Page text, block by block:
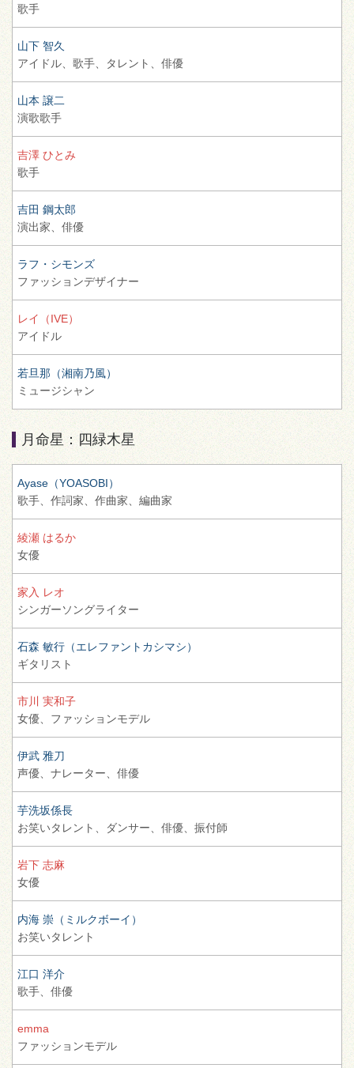
歌手
山下 智久
アイドル、 歌手、 タレント、 俳優
山本 譲二
演歌歌手
吉澤 ひとみ
歌手
吉田 鋼太郎
演出家、 俳優
ラフ・シモンズ
ファッションデザイナー
レイ（IVE）
アイドル
若旦那（湘南乃風）
ミュージシャン
月命星：四緑木星
Ayase（YOASOBI）
歌手、 作詞家、 作曲家、 編曲家
綾瀬 はるか
女優
家入 レオ
シンガーソングライター
石森 敏行（エレファントカシマシ）
ギタリスト
市川 実和子
女優、 ファッションモデル
伊武 雅刀
声優、 ナレーター、 俳優
芋洗坂係長
お笑いタレント、
ダンサー、 俳優、 振付師
岩下 志麻
女優
内海 崇（ミルクボーイ）
お笑いタレント
江口 洋介
歌手、 俳優
emma
ファッションモデル